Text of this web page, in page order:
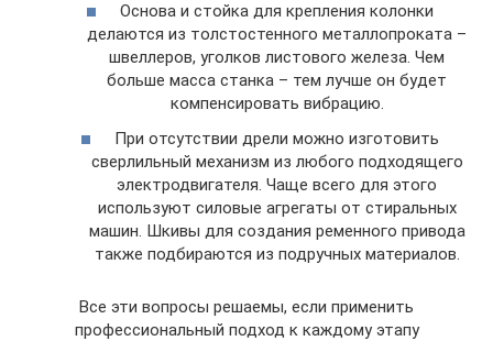
Основа и стойка для крепления колонки
делаются из толстостенного металлопроката –
швеллеров, уголков листового железа. Чем
больше масса станка – тем лучше он будет
компенсировать вибрацию.
При отсутствии дрели можно изготовить
сверлильный механизм из любого подходящего
электродвигателя. Чаще всего для этого
используют силовые агрегаты от стиральных
машин. Шкивы для создания ременного привода
также подбираются из подручных материалов.
Все эти вопросы решаемы, если применить
профессиональный подход к каждому этапу